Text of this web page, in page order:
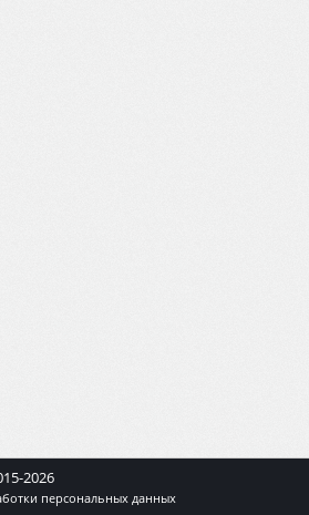
2026
персональных данных